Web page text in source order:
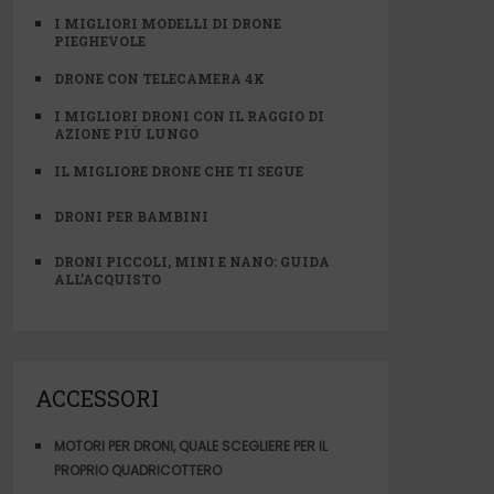
I MIGLIORI MODELLI DI DRONE
PIEGHEVOLE
DRONE CON TELECAMERA 4K
I MIGLIORI DRONI CON IL RAGGIO DI
AZIONE PIÙ LUNGO
IL MIGLIORE DRONE CHE TI SEGUE
DRONI PER BAMBINI
DRONI PICCOLI, MINI E NANO: GUIDA
ALL’ACQUISTO
ACCESSORI
MOTORI PER DRONI, QUALE SCEGLIERE PER IL
PROPRIO QUADRICOTTERO